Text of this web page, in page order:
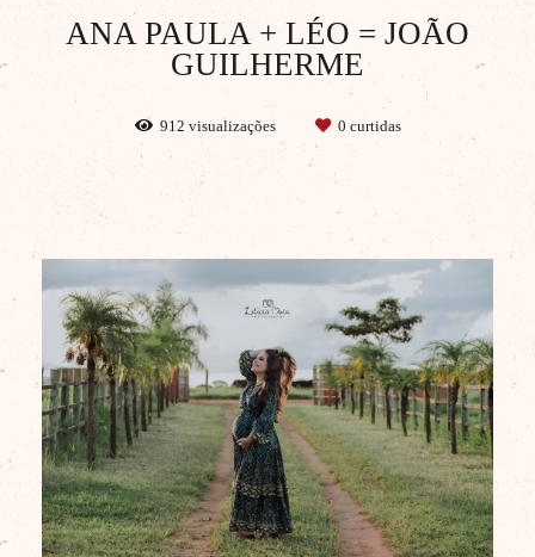
ANA PAULA + LÉO = JOÃO
GUILHERME
912 visualizações 0 curtidas